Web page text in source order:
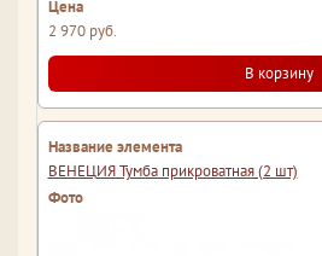
2 970 руб.
В корзину
ВЕНЕЦИЯ Тумба прикроватная (2 шт)